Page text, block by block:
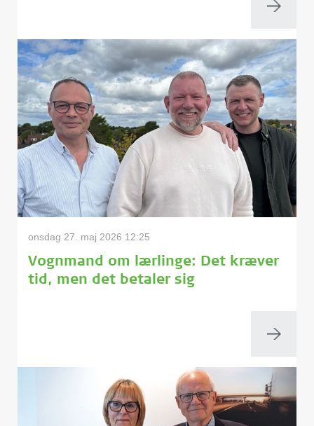
onsdag 27. maj 2026 12:25
Vognmand om lærlinge: Det kræver
tid, men det betaler sig